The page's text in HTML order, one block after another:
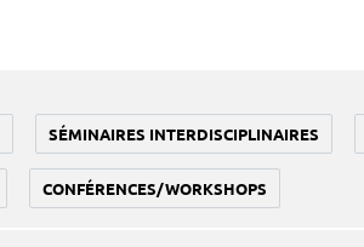
SÉMINAIRES INTERDISCIPLINAIRES
CONFÉRENCES/WORKSHOPS